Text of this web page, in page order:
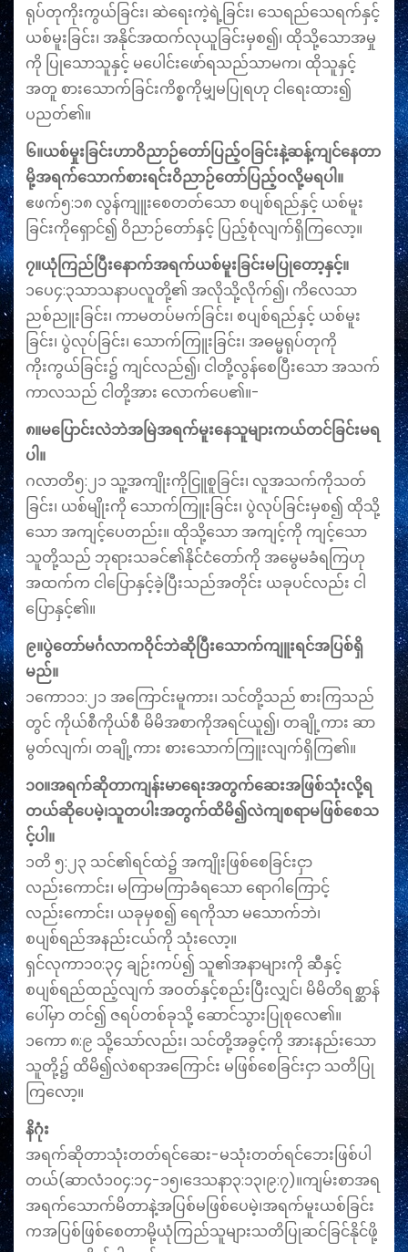
ရုပ်တုကိုးကွယ်ခြင်း၊ ဆဲရေးကဲ့ရဲ့ခြင်း၊ သေရည်သေရက်နှင့်
ယစ်မူးခြင်း၊ အနိုင်အထက်လုယူခြင်းမှစ၍၊ ထိုသို့သောအမှု
ကို ပြုသောသူနှင့် မပေါင်းဖော်ရသည်သာမက၊ ထိုသူနှင့်
အတူ စားသောက်ခြင်းကိစ္စကိုမျှမပြုရဟု ငါရေးထား၍
ပညတ်၏။
၆။ယစ်မှုးခြင်းဟာဝိညာဉ်တော်ပြည့်ဝခြင်းနဲ့ဆန့်ကျင်နေတာ
မို့အရက်သောက်စားရင်းဝိညာဉ်တော်ပြည့်ဝလို့မရပါ။
ဧဖက်၅:၁၈ လွန်ကျူးစေတတ်သော စပျစ်ရည်နှင့် ယစ်မူး
ခြင်းကိုရှောင်၍ ဝိညာဉ်တော်နှင့် ပြည့်စုံလျက်ရှိကြလော့။
၇။ယုံကြည်ပြီးနောက်အရက်ယစ်မူးခြင်းမပြုတော့နှင့်။
၁ပေ၄:၃သာသနာပလူတို့၏ အလိုသို့လိုက်၍၊ ကိလေသာ
ညစ်ညူးခြင်း၊ ကာမတပ်မက်ခြင်း၊ စပျစ်ရည်နှင့် ယစ်မူး
ခြင်း၊ ပွဲလုပ်ခြင်း၊ သောက်ကြူးခြင်း၊ အဓမ္မရုပ်တုကို
ကိုးကွယ်ခြင်း၌ ကျင်လည်၍၊ ငါတို့လွန်စေပြီးသော အသက်
ကာလသည် ငါတို့အား လောက်ပေ၏။-
၈။မပြောင်းလဲဘဲအမြဲအရက်မူးနေသူများကယ်တင်ခြင်းမရ
ပါ။
ဂလာတိ၅:၂၁ သူ့အကျိုးကိုငြူစူခြင်း၊ လူအသက်ကိုသတ်
ခြင်း၊ ယစ်မျိုးကို သောက်ကြူးခြင်း၊ ပွဲလုပ်ခြင်းမှစ၍ ထိုသို့
သော အကျင့်ပေတည်း။ ထိုသို့သော အကျင့်ကို ကျင့်သော
သူတို့သည် ဘုရားသခင်၏နိုင်ငံတော်ကို အမွေမခံရကြဟု
အထက်က ငါပြောနှင့်ခဲ့ပြီးသည်အတိုင်း ယခုပင်လည်း ငါ
ပြောနှင့်၏။
၉။ပွဲတော်မင်္ဂလာကဝိုင်ဘဲဆိုပြီးသောက်ကျူးရင်အပြစ်ရှိ
မည်။
၁ကော၁၁:၂၁ အကြောင်းမူကား၊ သင်တို့သည် စားကြသည်
တွင် ကိုယ်စီကိုယ်စီ မိမိအစာကိုအရင်ယူ၍၊ တချို့ကား ဆာ
မွတ်လျက်၊ တချို့ကား စားသောက်ကြူးလျက်ရှိကြ၏။
၁၀။အရက်ဆိုတာကျန်းမာရေးအတွက်ဆေးအဖြစ်သုံးလို့ရ
တယ်ဆိုပေမဲ့၊သူတပါးအတွက်ထိမိ၍လဲကျစရာမဖြစ်စေသ
င့်ပါ။
၁တိ ၅:၂၃ သင်၏ရင်ထဲ၌ အကျိုးဖြစ်စေခြင်းငှာ
လည်းကောင်း၊ မကြာမကြာခံရသော ရောဂါကြောင့်
လည်းကောင်း၊ ယခုမှစ၍ ရေကိုသာ မသောက်ဘဲ၊
စပျစ်ရည်အနည်းငယ်ကို သုံးလော့။
ရှင်လုကာ၁၀:၃၄ ချဉ်းကပ်၍ သူ၏အနာများကို ဆီနှင့်
စပျစ်ရည်ထည့်လျက် အဝတ်နှင့်စည်းပြီးလျှင်၊ မိမိတိရစ္ဆာန်
ပေါ်မှာ တင်၍ ဇရပ်တစ်ခုသို့ ဆောင်သွားပြုစုလေ၏။
၁ကော ၈:၉ သို့သော်လည်း၊ သင်တို့အခွင့်ကို အားနည်းသော
သူတို့၌ ထိမိ၍လဲစရာအကြောင်း မဖြစ်စေခြင်းငှာ သတိပြု
ကြလော့။
နိဂုံး
အရက်ဆိုတာသုံးတတ်ရင်‌ဆေး-မသုံးတတ်ရင်‌ဘေးဖြစ်ပါ
တယ်(ဆာလံ၁၀၄:၁၄-၁၅၊ဒေသနာ၃:၁၃၊၉:၇)။ကျမ်းစာအရ
အရက်သောက်မိတာနဲ့အပြစ်မဖြစ်ပေမဲ့၊အရက်မူးယစ်ခြင်း
ကအပြစ်ဖြစ်စေတာမို့ယုံကြည်သူများသတိပြုဆင်ခြင်နိုင်ဖို့